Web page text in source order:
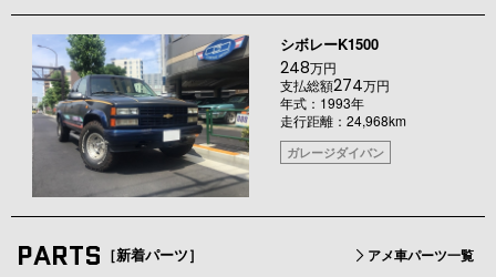
シボレーK1500
248万円
支払総額274万円
年式：1993年
走行距離：24,968km
ガレージダイバン
PARTS ［新着パーツ］ アメ車パーツ一覧